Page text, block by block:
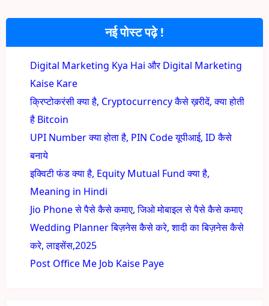
नई पोस्ट पढ़े !
Digital Marketing Kya Hai और Digital Marketing
Kaise Kare
क्रिप्टोकरंसी क्या है, Cryptocurrency कैसे ख़रीदें, क्या होती
है Bitcoin
UPI Number क्या होता है, PIN Code यूपीआई, ID कैसे
बनाये
इक्विटी फंड क्या है, Equity Mutual Fund क्या है,
Meaning in Hindi
Jio Phone से पैसे कैसे कमाए, जिओ मोबाइल से पैसे कैसे कमाए
Wedding Planner बिज़नेस कैसे करे, शादी का बिज़नेस कैसे
करे, लाइसेंस,2025
Post Office Me Job Kaise Paye